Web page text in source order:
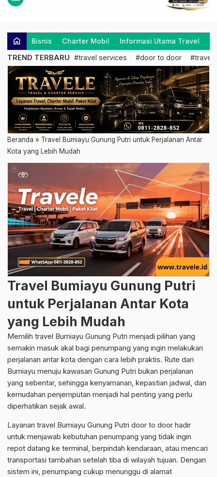
home Bisnis Charter Mobil Informasi Utama Travel
TREND TERBARU #travel services #door to door #travel
Beranda » Travel Bumiayu Gunung Putri untuk Perjalanan Antar
Kota yang Lebih Mudah
Travel Bumiayu Gunung Putri
untuk Perjalanan Antar Kota
yang Lebih Mudah
Memilih travel Bumiayu Gunung Putri menjadi pilihan yang
semakin masuk akal bagi penumpang yang ingin melakukan
perjalanan antar kota dengan cara lebih praktis. Rute dari
Bumiayu menuju kawasan Gunung Putri bukan perjalanan
yang sebentar, sehingga kenyamanan, kepastian jadwal, dan
kemudahan penjemputan menjadi hal penting yang perlu
diperhatikan sejak awal.
Layanan travel Bumiayu Gunung Putri door to door hadir
untuk menjawab kebutuhan penumpang yang tidak ingin
repot datang ke terminal, berpindah kendaraan, atau mencari
transportasi tambahan setelah tiba di wilayah tujuan. Dengan
sistem ini, penumpang cukup menunggu di alamat